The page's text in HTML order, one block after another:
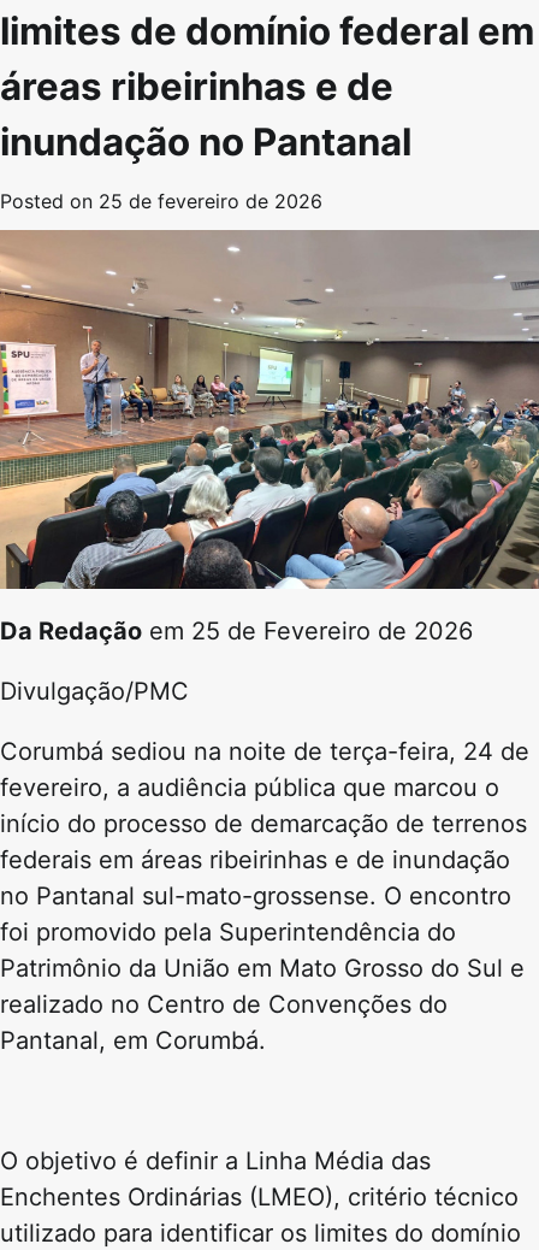
limites de domínio federal em
áreas ribeirinhas e de
inundação no Pantanal
Posted on 25 de fevereiro de 2026
Da Redação em 25 de Fevereiro de 2026
Divulgação/PMC
Corumbá sediou na noite de terça-feira, 24 de
fevereiro, a audiência pública que marcou o
início do processo de demarcação de terrenos
federais em áreas ribeirinhas e de inundação
no Pantanal sul-mato-grossense. O encontro
foi promovido pela Superintendência do
Patrimônio da União em Mato Grosso do Sul e
realizado no Centro de Convenções do
Pantanal, em Corumbá.
O objetivo é definir a Linha Média das
Enchentes Ordinárias (LMEO), critério técnico
utilizado para identificar os limites do domínio